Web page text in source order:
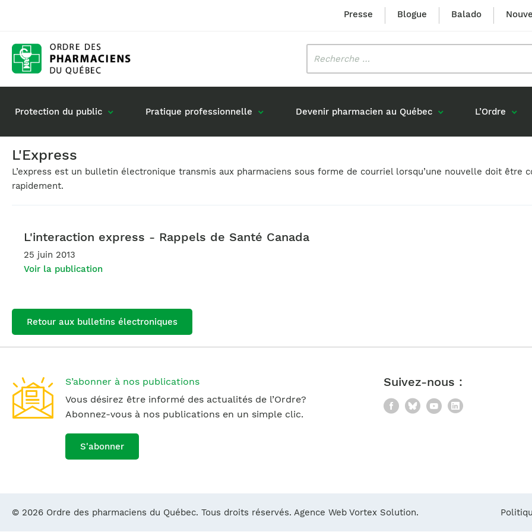
Presse Blogue Balado
Protection du public
Rôle du pharmacien
Pratique professionnelle
Gestion de mon dossier
Commande de matériel
Formation
Devenir pharmacien au Québec L’Ordre
Mission et valeurs
Identité visuelle
Prix Louis-Hébert
L'Express
L’express est un bulletin électronique transmis aux pharmaciens sous forme de courriel lorsqu’une nouvelle doit être
rapidement.
L'interaction express - Rappels de Santé Canada
25 juin 2013
Voir la publication
Retour aux bulletins électroniques
S’abonner à nos publications
Vous désirez être informé des actualités de l’Ordre?
Abonnez-vous à nos publications en un simple clic.
S'abonner
Suivez-nous :
Facebook
BlueskyYouTube
LinkedIn
© 2026 Ordre des pharmaciens du Québec. Tous droits réservés. Agence Web Vortex Solution.